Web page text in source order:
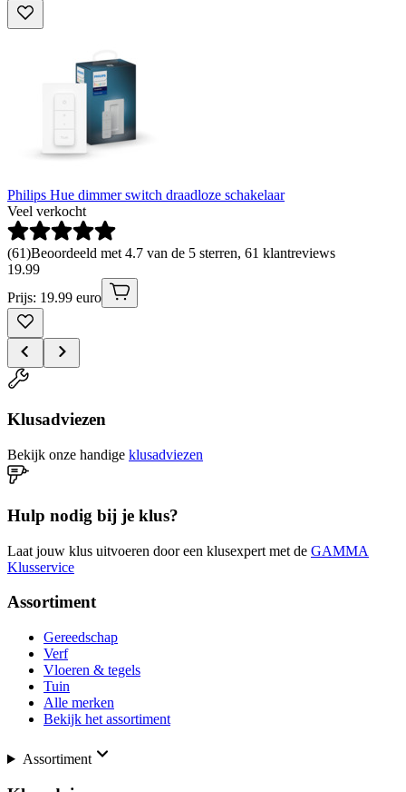
Philips Hue dimmer switch draadloze schakelaar
Veel verkocht
(61)Beoordeeld met 4.7 van de 5 sterren, 61 klantreviews
19.99
Prijs: 19.99 euro
Klusadviezen
Bekijk onze handige klusadviezen
Hulp nodig bij je klus?
Laat jouw klus uitvoeren door een klusexpert met de GAMMA
Klusservice
Assortiment
Gereedschap
Verf
Vloeren & tegels
Tuin
Alle merken
Bekijk het assortiment
Assortiment